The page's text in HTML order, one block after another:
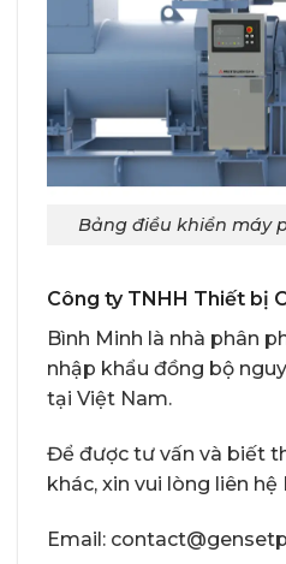
Bảng điều khiển máy
Công ty TNHH Thiết bị
Bình Minh là nhà phân
nhập khẩu đồng bộ
tại Việt Nam.
Để được tư vấn và biết
khác, xin vui lòng liên
Email: